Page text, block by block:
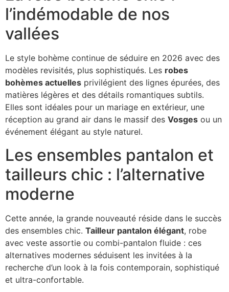
l’indémodable de nos
vallées
Le style bohème continue de séduire en 2026 avec des
modèles revisités, plus sophistiqués. Les robes
bohèmes actuelles privilégient des lignes épurées, des
matières légères et des détails romantiques subtils.
Elles sont idéales pour un mariage en extérieur, une
réception au grand air dans le massif des Vosges ou un
événement élégant au style naturel.
Les ensembles pantalon et
tailleurs chic : l’alternative
moderne
Cette année, la grande nouveauté réside dans le succès
des ensembles chic. Tailleur pantalon élégant, robe
avec veste assortie ou combi-pantalon fluide : ces
alternatives modernes séduisent les invitées à la
recherche d’un look à la fois contemporain, sophistiqué
et ultra-confortable.